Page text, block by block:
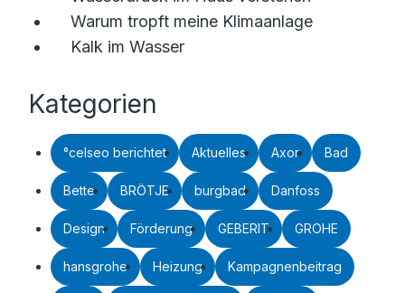
Warum tropft meine Klimaanlage
Kalk im Wasser
Kategorien
°celseo berichtet Aktuelles Axor Bad
Bette BRÖTJE burgbad Danfoss
Design Förderung GEBERIT GROHE
hansgrohe Heizung Kampagnenbeitrag